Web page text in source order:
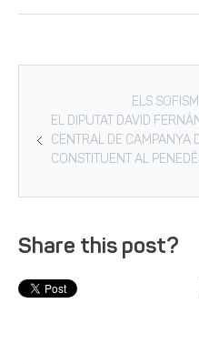
ELS
EL DIPUTAT DAVID
CENTRAL DE CAMPANYA
CONSTITUENT AL
Share this post?